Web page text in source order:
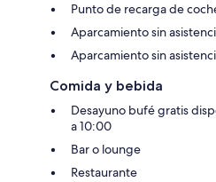
Punto de recarga de
Aparcamiento sin
Aparcamiento sin
Comida y bebida
Desayuno bufé gratis
a 10:00
Bar o lounge
Restaurante